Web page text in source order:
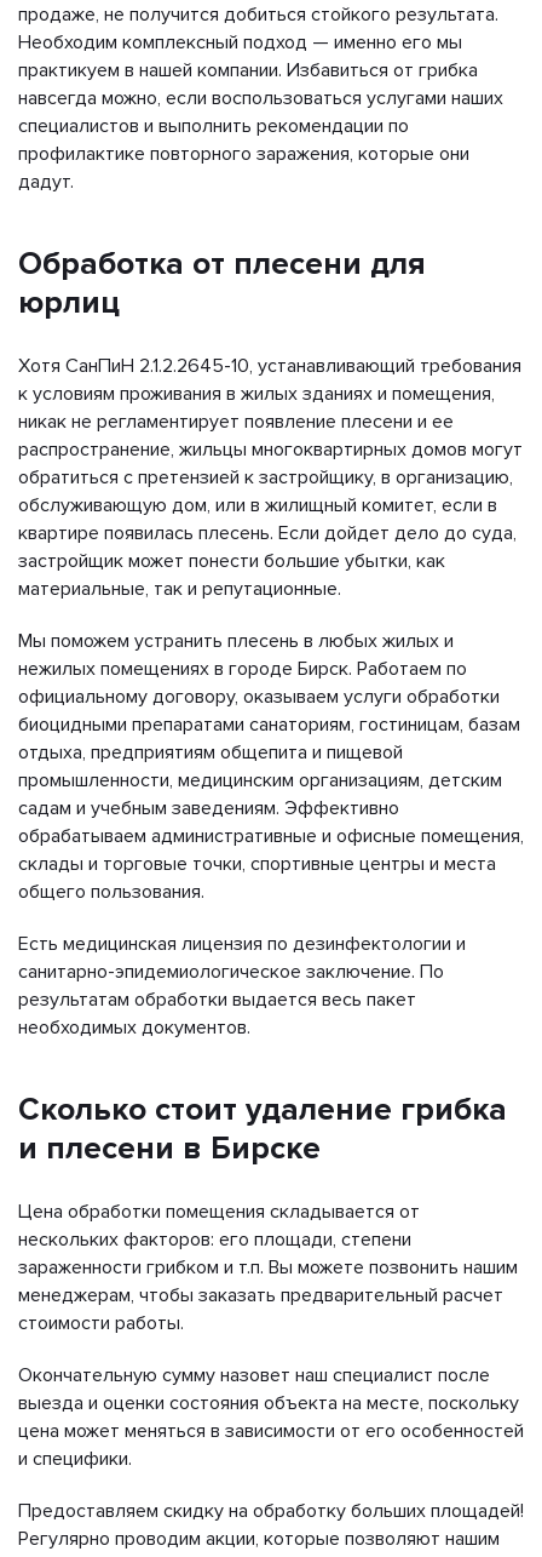
продаже, не получится добиться стойкого результата.
Необходим комплексный подход — именно его мы
практикуем в нашей компании. Избавиться от грибка
навсегда можно, если воспользоваться услугами наших
специалистов и выполнить рекомендации по
профилактике повторного заражения, которые они
дадут.
Обработка от плесени для
юрлиц
Хотя СанПиН 2.1.2.2645-10, устанавливающий требования
к условиям проживания в жилых зданиях и помещения,
никак не регламентирует появление плесени и ее
распространение, жильцы многоквартирных домов могут
обратиться с претензией к застройщику, в организацию,
обслуживающую дом, или в жилищный комитет, если в
квартире появилась плесень. Если дойдет дело до суда,
застройщик может понести большие убытки, как
материальные, так и репутационные.
Мы поможем устранить плесень в любых жилых и
нежилых помещениях в городе Бирск. Работаем по
официальному договору, оказываем услуги обработки
биоцидными препаратами санаториям, гостиницам, базам
отдыха, предприятиям общепита и пищевой
промышленности, медицинским организациям, детским
садам и учебным заведениям. Эффективно
обрабатываем административные и офисные помещения,
склады и торговые точки, спортивные центры и места
общего пользования.
Есть медицинская лицензия по дезинфектологии и
санитарно-эпидемиологическое заключение. По
результатам обработки выдается весь пакет
необходимых документов.
Сколько стоит удаление грибка
и плесени в Бирске
Цена обработки помещения складывается от
нескольких факторов: его площади, степени
зараженности грибком и т.п. Вы можете позвонить нашим
менеджерам, чтобы заказать предварительный расчет
стоимости работы.
Окончательную сумму назовет наш специалист после
выезда и оценки состояния объекта на месте, поскольку
цена может меняться в зависимости от его особенностей
и специфики.
Предоставляем скидку на обработку больших площадей!
Регулярно проводим акции, которые позволяют нашим